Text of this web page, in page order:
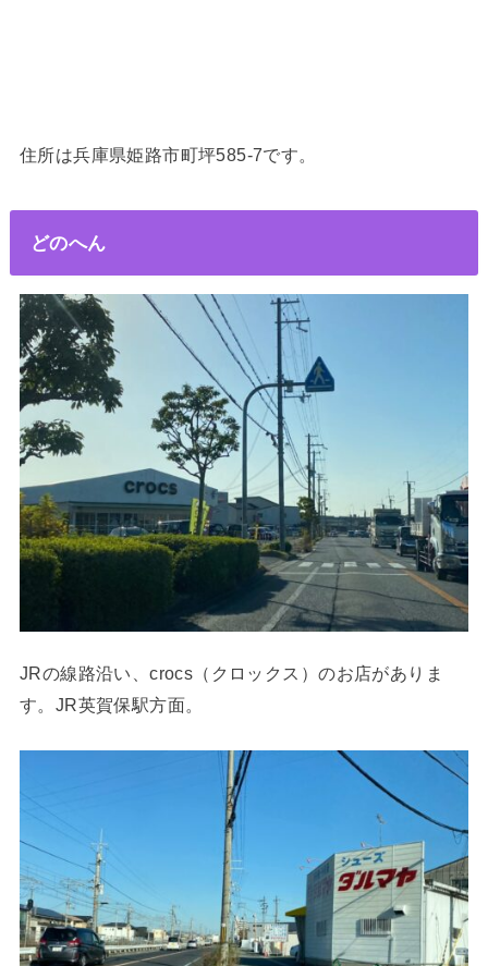
住所は兵庫県姫路市町坪585-7です。
どのへん
JRの線路沿い、crocs（クロックス）のお店がありま
す。JR英賀保駅方面。